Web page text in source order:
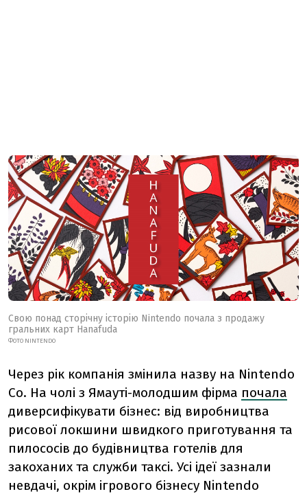
Свою понад сторічну історію Nintendo почала з продажу
гральних карт Hanafuda
ФОТО NINTENDO
Через рік компанія змінила назву на Nintendo
Co. На чолі з Ямауті-молодшим фірма почала
диверсифікувати бізнес: від виробництва
рисової локшини швидкого приготування та
пилососів до будівництва готелів для
закоханих та служби таксі. Усі ідеї зазнали
невдачі, окрім ігрового бізнесу Nintendo